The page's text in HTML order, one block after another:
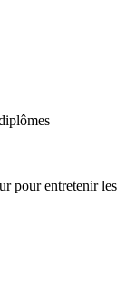
pour entretenir les